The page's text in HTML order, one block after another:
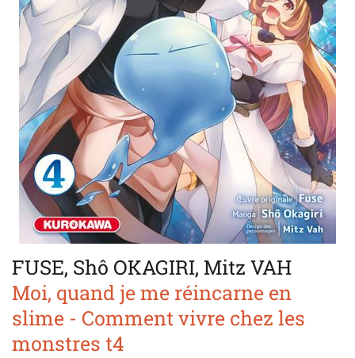
FUSE, Shô OKAGIRI, Mitz VAH
Moi, quand je me réincarne en
slime - Comment vivre chez les
monstres t4